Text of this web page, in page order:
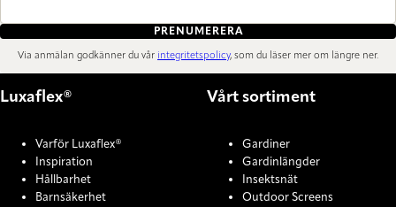
PRENUMERERA
Via anmälan godkänner du vår integritetspolicy, som du läser mer om längre ner.
Luxaflex®
Varför Luxaflex®
Inspiration
Hållbarhet
Barnsäkerhet
Vårt sortiment
Gardiner
Gardinlängder
Insektsnät
Outdoor Screens